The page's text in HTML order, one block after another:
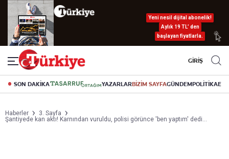
Yeni nesil dijital abonelik!
Aylık 19 TL’ den
başlayan fiyatlarla.
GİRİŞ
SON DAKİKA YAZARLARBİZİM SAYFAGÜNDEMPOLİTİKA
Haberler
3. Sayfa
Şantiyede kan aktı! Karnından vuruldu, polisi görünce 'ben yaptım' dedi...